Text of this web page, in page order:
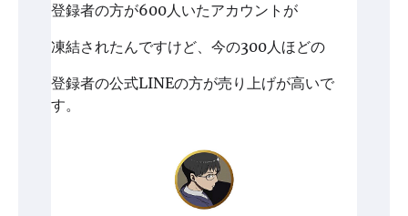
登録者の方が600人いたアカウントが
凍結されたんですけど、今の300人ほどの
登録者の公式LINEの方が売り上げが高いで
す。